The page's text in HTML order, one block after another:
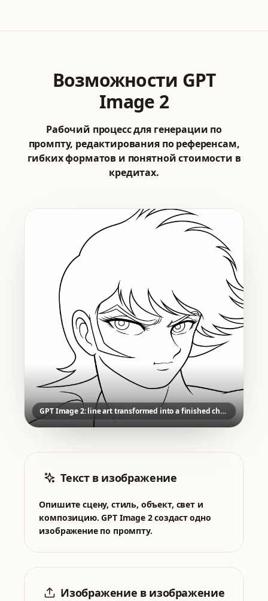
Возможности GPT
Image 2
Рабочий процесс для генерации по
промпту, редактирования по референсам,
гибких форматов и понятной стоимости в
кредитах.
GPT Image 2: line art transformed into a finished character direction
Текст в изображение
Опишите сцену, стиль, объект, свет и
композицию. GPT Image 2 создаст одно
изображение по промпту.
Изображение в изображение